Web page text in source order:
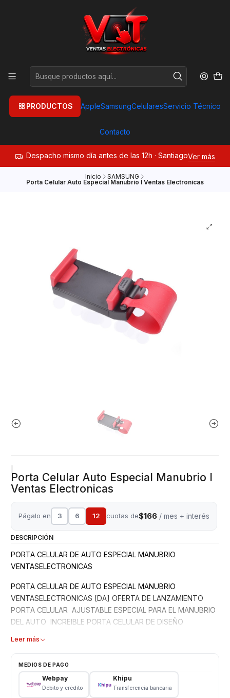
PRODUCTOS AppleSamsungCelularesServicio Técnico
Contacto
Despacho mismo día antes de las 12h · SantiagoVer más
Inicio SAMSUNG
Porta Celular Auto Especial Manubrio I Ventas Electronicas
Porta Celular Auto Especial Manubrio I
Ventas Electronicas
Págalo en 3 6 12 cuotas de$166 / mes + interés
DESCRIPCIÓN
PORTA CELULAR DE AUTO ESPECIAL MANUBRIO
VENTASELECTRONICAS
PORTA CELULAR DE AUTO ESPECIAL MANUBRIO
VENTASELECTRONICAS [DA] OFERTA DE LANZAMIENTO
PORTA CELULAR AJUSTABLE ESPECIAL PARA EL MANUBRIO
DEL AUTO INCREIBLE PORTA CELULAR DE DISEÑO
54MM-75MM IPHONE SAMSUNG LG HTC SONY ETC
PREFIERA ADQUIRIR PRODUCTOS A EMPRESAS
ESTABLECIDAS PARA UNA COMPRA SEGURA Y
Leer más
MEDIOS DE PAGO
Webpay
Débito y crédito
Khipu
Transferencia bancaria